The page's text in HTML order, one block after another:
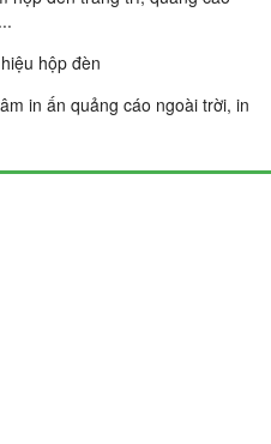
hộp đèn
in ấn quảng cáo ngoài trời, in